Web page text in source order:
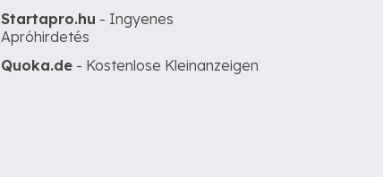
Startapro.hu - Ingyenes
Apróhirdetés
Quoka.de - Kostenlose Kleinanzeigen